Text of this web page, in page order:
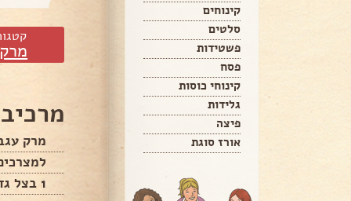
קינוחים
סלטים
פשטידות
פסח
קינוחי כוסות
גלידות
פיצה
אורז סוגת
מרק
למצרכים 6 עגבניות ( לגרד
1 בצל גדול